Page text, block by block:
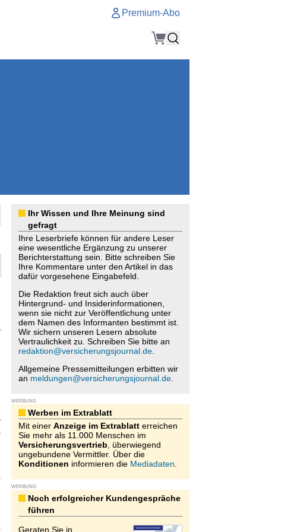
Premium-Abo
Ihr Wissen und Ihre Meinung sind
gefragt
Ihre Leserbriefe können für andere Leser
eine wesentliche Ergänzung zu unserer
Berichterstattung sein. Bitte schreiben Sie
Ihre Kommentare unter den Artikel in das
dafür vorgesehene Eingabefeld.
Die Redaktion freut sich auch über
Hintergrund- und Insiderinformationen,
wenn sie nicht zur Veröffentlichung unter
dem Namen des Informanten bestimmt ist.
Wir sichern unseren Lesern absolute
Vertraulichkeit zu. Schreiben Sie bitte an
redaktion@versicherungsjournal.de.
Allgemeine Pressemitteilungen erbitten wir
an meldungen@versicherungsjournal.de.
WERBUNG
Werben im Extrablatt
Mit einer Anzeige im Extrablatterreichen
Sie mehr als 11.000 Menschen im
Versicherungsvertrieb , überwiegend
ungebundene Vermittler. Über die
Konditionen informieren die Mediadaten
WERBUNG
Noch erfolgreicher Kundengespräche
führen
Geraten Sie in